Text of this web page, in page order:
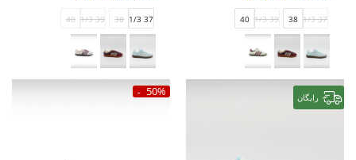
37 1/3
38
39 1/3
40
37 1/3
38
39 1/3
40
رایگان 50%